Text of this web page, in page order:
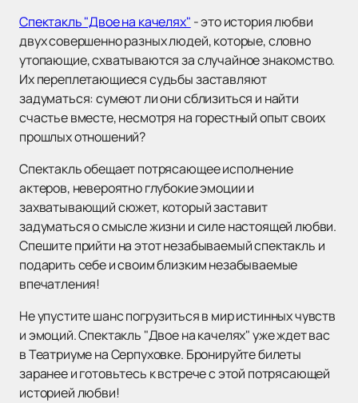
Спектакль "Двое на качелях" - это история любви
двух совершенно разных людей, которые, словно
утопающие, схватываются за случайное знакомство.
Их переплетающиеся судьбы заставляют
задуматься: сумеют ли они сблизиться и найти
счастье вместе, несмотря на горестный опыт своих
прошлых отношений?
Спектакль обещает потрясающее исполнение
актеров, невероятно глубокие эмоции и
захватывающий сюжет, который заставит
задуматься о смысле жизни и силе настоящей любви.
Спешите прийти на этот незабываемый спектакль и
подарить себе и своим близким незабываемые
впечатления!
Не упустите шанс погрузиться в мир истинных чувств
и эмоций. Спектакль "Двое на качелях" уже ждет вас
в Театриуме на Серпуховке. Бронируйте билеты
заранее и готовьтесь к встрече с этой потрясающей
историей любви!